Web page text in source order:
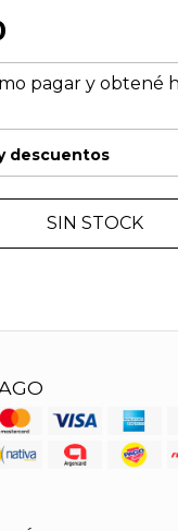
pagar y obtené
descuentos
SIN STOCK